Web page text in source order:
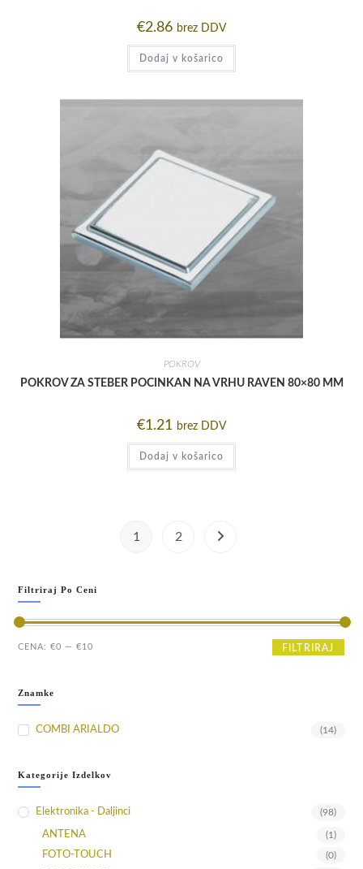
€2.86 brez DDV
Dodaj v košarico
POKROV
POKROV ZA STEBER POCINKAN NA VRHU RAVEN 80×80 MM
€1.21 brez DDV
Dodaj v košarico
1 2
Filtriraj Po Ceni
Min
Max
FILTRIRAJ
CENA:€0 —€10
Znamke
COMBI ARIALDO (14)
Kategorije Izdelkov
Elektronika - Daljinci (98)
ANTENA (1)
FOTO-TOUCH (0)